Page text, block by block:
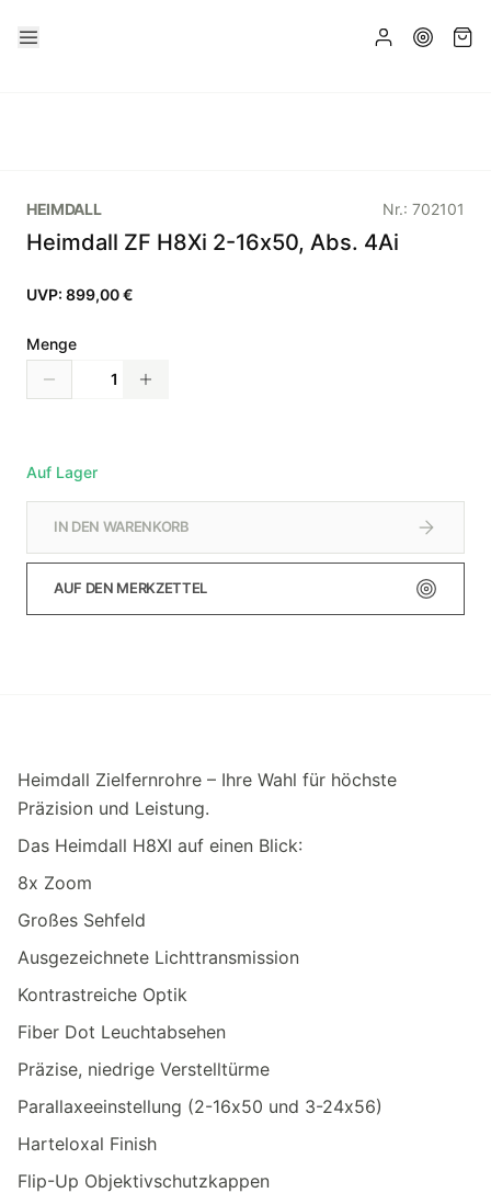
HEIMDALL Nr.: 702101
Heimdall ZF H8Xi 2-16x50, Abs. 4Ai
UVP: 899,00 €
Menge
Auf Lager
IN DEN WARENKORB
AUF DEN MERKZETTEL
Heimdall Zielfernrohre – Ihre Wahl für höchste
Präzision und Leistung.
Das Heimdall H8XI auf einen Blick:
8x Zoom
Großes Sehfeld
Ausgezeichnete Lichttransmission
Kontrastreiche Optik
Fiber Dot Leuchtabsehen
Präzise, niedrige Verstelltürme
Parallaxeeinstellung (2-16x50 und 3-24x56)
Harteloxal Finish
Flip-Up Objektivschutzkappen